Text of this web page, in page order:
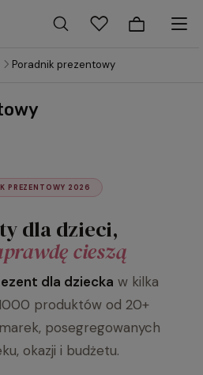
Poradnik prezentowy
PREZENTOWY 2026
dla dzieci,
cieszą
dla dziecka w kilka
produktów od 20+
posegregowanych
okazji i budżetu.